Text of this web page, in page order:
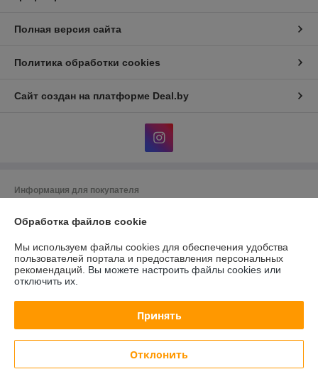
Полная версия сайта
Политика обработки cookies
Сайт создан на платформе Deal.by
Информация для покупателя
"АльгоТрейд"
вход с правого торца здания)
Регистрационный номер ЕГР: 591019949
Регистрационный орган: Гродненский городской исполнительный
Дата регистрации компании: 07.08.2015
Ссылка на свидетельство/лицензию
Обработка файлов cookie
Мы используем файлы cookies для обеспечения удобства
пользователей портала и предоставления персональных
рекомендаций. Вы можете настроить файлы cookies или
отключить их.
Принять
Отклонить